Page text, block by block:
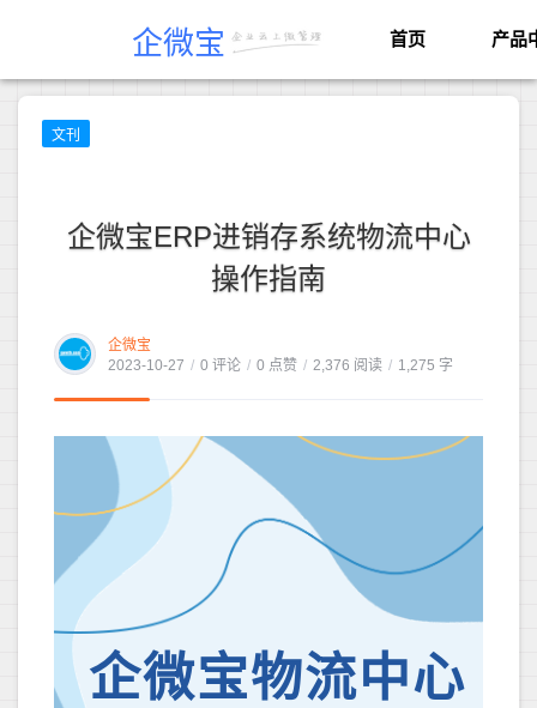
企微宝 首页 产品
文刊
企微宝ERP进销存系统物流中心
操作指南
企微宝
2023-10-27 / 0 评论 / 0 点赞 / 2,376 阅读 / 1,275 字
企微宝物流中心